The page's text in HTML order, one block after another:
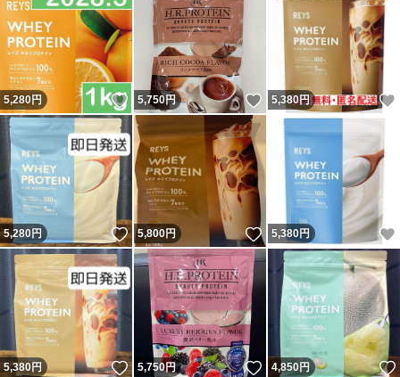
5,280円 いいね！
5,750円 いいね！
5,380円
5,280円 いいね！
5,800円 いいね！
5,380円
5,380円 いいね！
5,750円 いいね！
4,850円